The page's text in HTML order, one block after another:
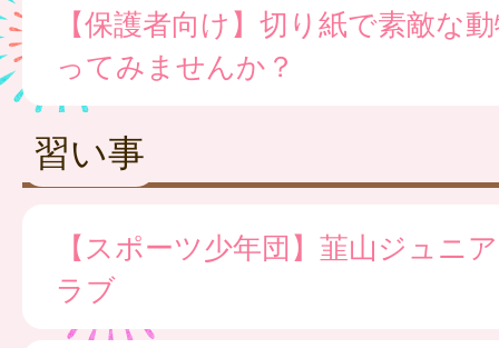
【保護者向け】切り紙で素敵な
ってみませんか？
習い事
【スポーツ少年団】韮山ジュニ
ラブ